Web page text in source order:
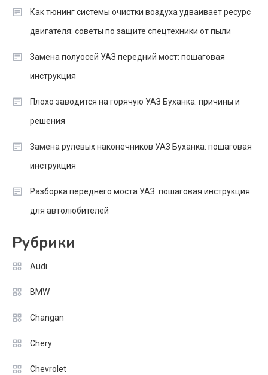
Как тюнинг системы очистки воздуха удваивает ресурс
двигателя: советы по защите спецтехники от пыли
Замена полуосей УАЗ передний мост: пошаговая
инструкция
Плохо заводится на горячую УАЗ Буханка: причины и
решения
Замена рулевых наконечников УАЗ Буханка: пошаговая
инструкция
Разборка переднего моста УАЗ: пошаговая инструкция
для автолюбителей
Рубрики
Audi
BMW
Changan
Chery
Chevrolet